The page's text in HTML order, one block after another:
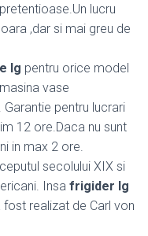
lucru
,dar si mai greu de
lg pentru orice model
vase
pentru lucrari
12 ore.Daca nu sunt
in max 2 ore.
secolului XIX si
Insa frigider lg
realizat de Carl von